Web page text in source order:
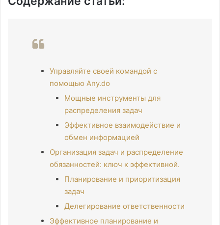
Управляйте своей командой с
помощью Any.do
Мощные инструменты для
распределения задач
Эффективное взаимодействие и
обмен информацией
Организация задач и распределение
обязанностей: ключ к эффективной.
Планирование и приоритизация
задач
Делегирование ответственности
Эффективное планирование и